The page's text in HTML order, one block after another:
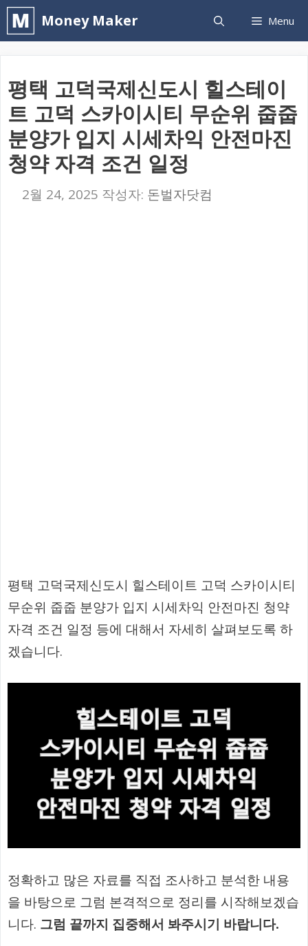
컨
텐
건
너
뛰
기
Money Maker Menu
평택 고덕국제신도시 힐스테이
트 고덕 스카이시티 무순위 줍줍
분양가 입지 시세차익 안전마진
청약 자격 조건 일정
2월 24, 2025 작성자: 돈벌자닷컴
평택 고덕국제신도시 힐스테이트 고덕 스카이시티
무순위 줍줍 분양가 입지 시세차익 안전마진 청약
자격 조건 일정 등에 대해서 자세히 살펴보도록 하
겠습니다.
정확하고 많은 자료를 직접 조사하고 분석한 내용
을 바탕으로 그럼 본격적으로 정리를 시작해보겠습
니다. 그럼 끝까지 집중해서 봐주시기 바랍니다.